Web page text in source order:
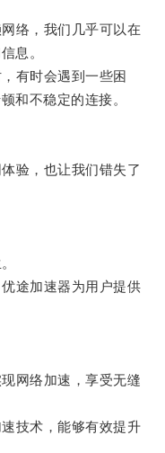
络，我们几乎可以在
息。
有时会遇到一些困
和不稳定的连接。
验，也让我们错失了
途加速器为用户提供
网络加速，享受无缝
技术，能够有效提升